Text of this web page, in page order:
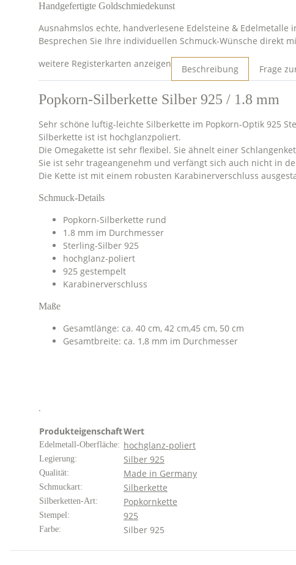
Handgefertigte Goldschmiedekunst
Ausnahmslos echte, handverlesene Edelsteine &
Besprechen Sie Ihre individuellen Schmuck-Wünsche direkt
weitere Registerkarten anzeigen
Beschreibung Frage
Popkorn-Silberkette Silber 925 / 1.8 mm
Sehr schöne luftig-leichte Silberkette im Popkorn-Optik 925
Silberkette ist ist hochglanzpoliert.
Die Omegakette ist sehr flexibel. Sie ähnelt einer
Sie ist sehr trageangenehm und verfängt sich auch nicht in
Die Kette ist mit einem robusten Karabinerverschluss
Schmuck-Details
Popkorn-Silberkette rund
1.8 mm im Durchmesser
Sterling-Silber 925
hochglanz-poliert
925 gestempelt
Karabinerverschluss
Maße
Gesamtlänge: ca. 40 cm, 42 cm,45 cm, 50 cm
Gesamtbreite: ca. 1,8 mm im Durchmesser
.
ProdukteigenschaftWert
Edelmetall-Oberfläche: hochglanz-poliert
Legierung: Silber 925
Qualität: Made in Germany
Schmuckart: Silberkette
Silberketten-Art: Popkornkette
Stempel: 925
Farbe: Silber 925